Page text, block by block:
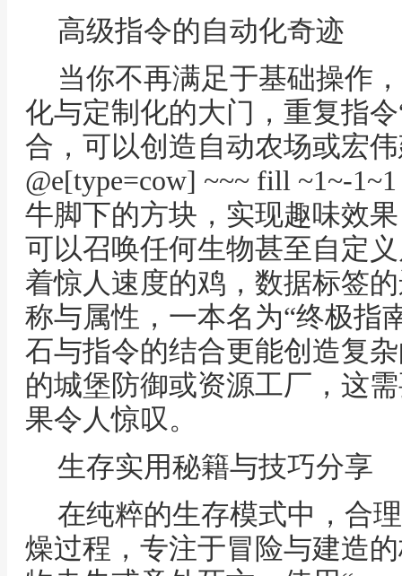
高级指令的自动化奇迹
当你不再满足于基础操作
化与定制化的大门，重复指令
合，可以创造自动农场或宏伟
@e[type=cow] ~~~ fill ~1~-
牛脚下的方块，实现趣味效
可以召唤任何生物甚至自定
着惊人速度的鸡，数据标签
称与属性，一本名为“终极指
石与指令的结合更能创造复
的城堡防御或资源工厂，这
果令人惊叹。
生存实用秘籍与技巧分享
在纯粹的生存模式中，合
燥过程，专注于冒险与建造